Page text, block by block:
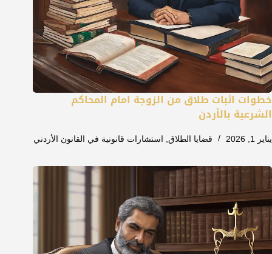
خطوات اثبات طلاق من الزوجة امام المحاكم
الشرعية بالأردن
يناير 1, 2026 قضايا الطلاق, استشارات قانونية في القانون الأردني